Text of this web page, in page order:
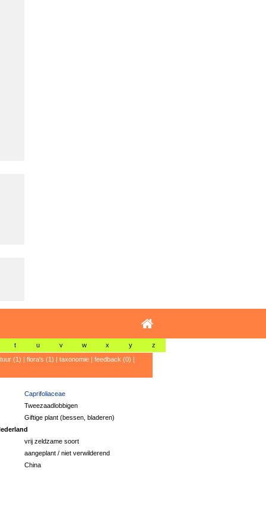
t u v w x y z
(1) | flora's (1) | taxonomie| feedback (0) |
Caprifoliaceae
Tweezaadlobbigen
Giftige plant (bessen, bladeren)
vrij zeldzame soort
aangeplant / niet verwilderend
China